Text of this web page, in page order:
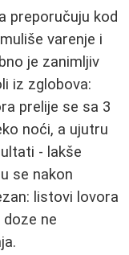
preporučuju kod
varenje i
je zanimljiv
iz zglobova:
prelije se sa 3
noći, a ujutru
- lakše
se nakon
listovi lovora
ne